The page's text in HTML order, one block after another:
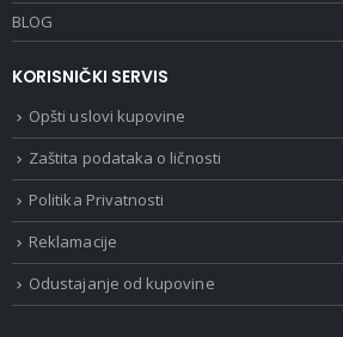
BLOG
KORISNIČKI SERVIS
Opšti uslovi kupovine
Zaštita podataka o ličnosti
Politika Privatnosti
Reklamacije
Odustajanje od kupovine